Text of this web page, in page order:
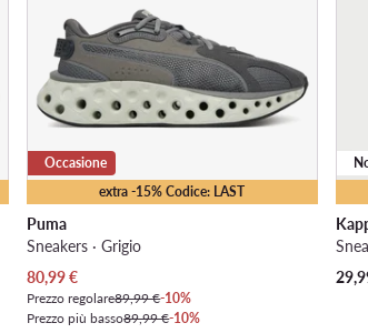
extra -15% Codice: LAST
Occasione
Puma
Sneakers · Grigio
Prezzo attuale
80,99€
Prezzo regolare89,99 €-10%
Prezzo più basso89,99 €-10%